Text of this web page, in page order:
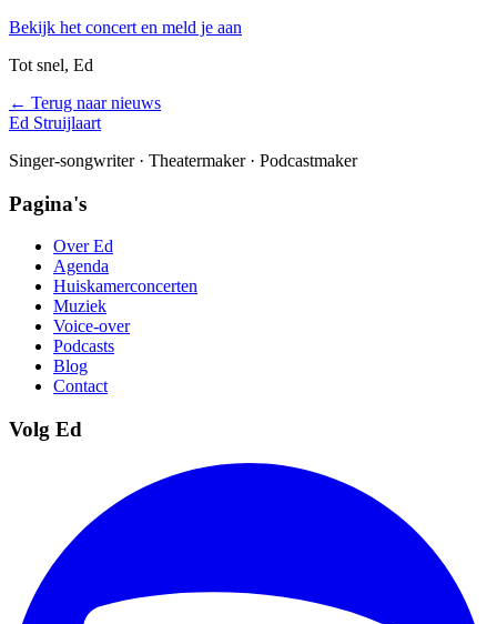
Bekijk het concert en meld je aan
Tot snel, Ed
← Terug naar nieuws
Ed Struijlaart
Singer-songwriter · Theatermaker · Podcastmaker
Pagina's
Over Ed
Agenda
Huiskamerconcerten
Muziek
Voice-over
Podcasts
Blog
Contact
Volg Ed